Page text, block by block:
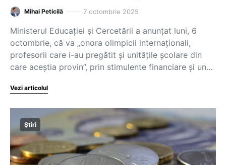
Mihai Peticilă 7 octombrie 2025
Ministerul Educației și Cercetării a anunțat luni, 6
octombrie, că va „onora olimpicii internaționali,
profesorii care i-au pregătit și unitățile școlare din
care aceștia provin”, prin stimulente financiare și un…
Vezi articolul
Știri